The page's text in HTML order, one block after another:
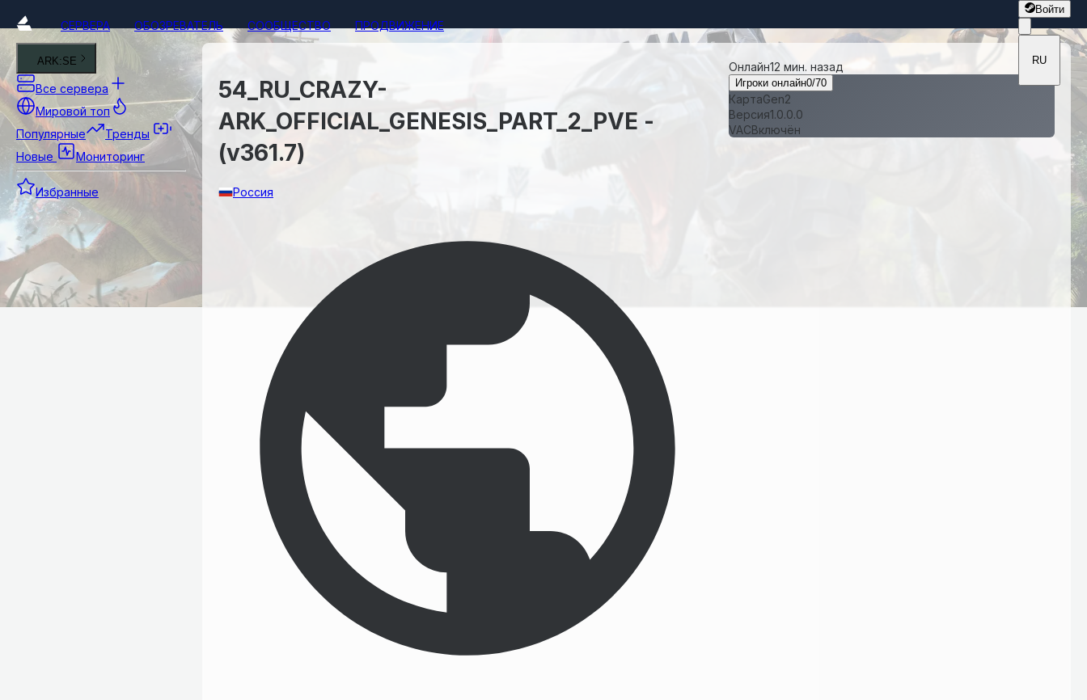
СЕРВЕРА ОБОЗРЕВАТЕЛЬ СООБЩЕСТВО ПРОДВИЖЕНИЕ
Войти
RU
ARK:SE
Все сервера
Мировой топ
Популярные
Тренды
Новые
Мониторинг
Избранные
54_RU_CRAZY-
ARK_OFFICIAL_GENESIS_PART_2_PVE -
(v361.7)
Россия
Онлайн12 мин. назад
Игроки онлайн0/70
КартаGen2
Версия1.0.0.0
VACВключён